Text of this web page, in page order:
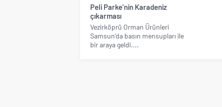
Peli Parke’nin Karadeniz
çıkarması
Vezirköprü Orman Ürünleri
Samsun’da basın mensupları ile
bir araya geldi....